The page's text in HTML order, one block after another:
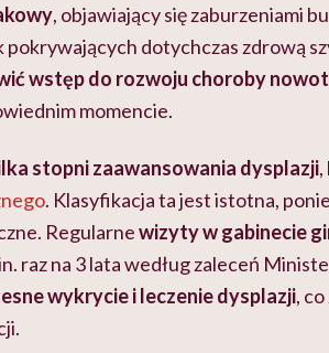
, objawiający się zaburzeniami
dotychczas zdrową
wstęp do rozwoju choroby
momencie.
stopni zaawansowania dysplazji
. Klasyfikacja ta jest istotna,
Regularnewizyty w gabinecie
raz na 3 lata według zaleceń
wykrycie i leczenie dysplazji,